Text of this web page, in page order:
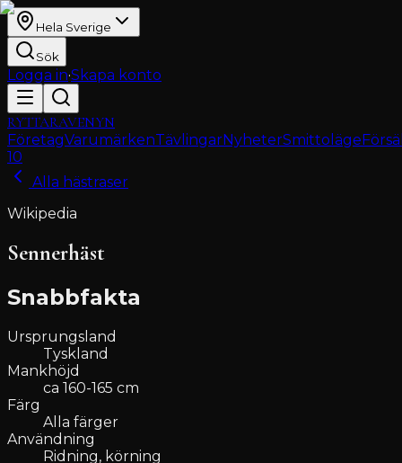
Hela Sverige
Sök
Logga in·Skapa konto
RYTTARAVENYN
FöretagVarumärkenTävlingarNyheterSmittoläge
10
Alla hästraser
Wikipedia
Sennerhäst
Snabbfakta
Ursprungsland
Tyskland
Mankhöjd
ca 160-165 cm
Färg
Alla färger
Användning
Ridning, körning